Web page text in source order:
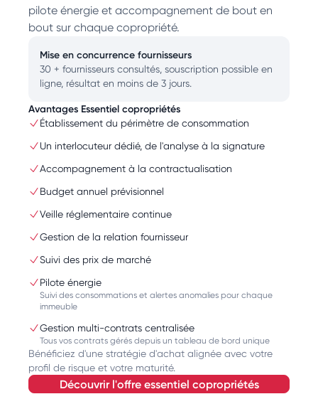
pilote énergie et accompagnement de bout en
bout sur chaque copropriété.
Mise en concurrence fournisseurs
30 + fournisseurs consultés, souscription possible en
ligne, résultat en moins de 3 jours.
Avantages Essentiel copropriétés
Établissement du périmètre de consommation
Un interlocuteur dédié, de l'analyse à la signature
Accompagnement à la contractualisation
Budget annuel prévisionnel
Veille réglementaire continue
Gestion de la relation fournisseur
Suivi des prix de marché
Pilote énergie
Suivi des consommations et alertes anomalies pour chaque
immeuble
Gestion multi-contrats centralisée
Tous vos contrats gérés depuis un tableau de bord unique
Bénéficiez d'une stratégie d'achat alignée avec votre
profil de risque et votre maturité.
découvrir l'offre essentiel copropriétés